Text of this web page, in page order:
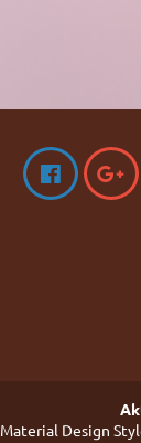
Material Design